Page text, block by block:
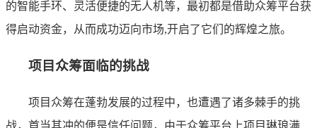
的智能手环、灵活便捷的无人机等，最初都是借助众筹平台获
得启动资金，从而成功迈向市场,开启了它们的辉煌之旅。
项目众筹面临的挑战
项目众筹在蓬勃发展的过程中，也遭遇了诸多棘手的挑
战，首当其冲的便是信任问题，由于众筹平台上项目琳琅满